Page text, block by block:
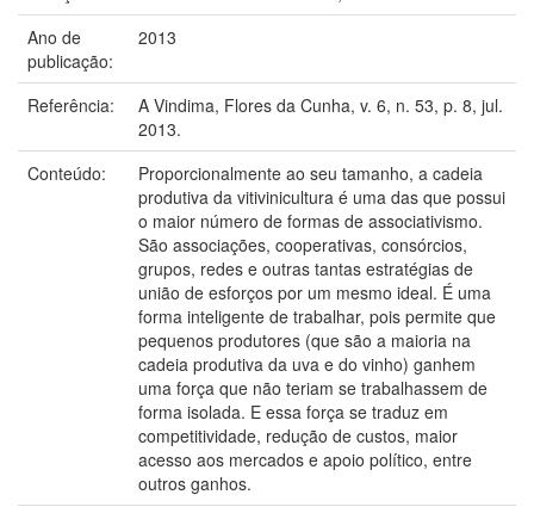
Ano de
publicação:
2013
Referência:
A Vindima, Flores da Cunha, v. 6, n. 53, p. 8, jul.
2013.
Conteúdo:
Proporcionalmente ao seu tamanho, a cadeia
produtiva da vitivinicultura é uma das que possui
o maior número de formas de associativismo.
São associações, cooperativas, consórcios,
grupos, redes e outras tantas estratégias de
união de esforços por um mesmo ideal. É uma
forma inteligente de trabalhar, pois permite que
pequenos produtores (que são a maioria na
cadeia produtiva da uva e do vinho) ganhem
uma força que não teriam se trabalhassem de
forma isolada. E essa força se traduz em
competitividade, redução de custos, maior
acesso aos mercados e apoio político, entre
outros ganhos.